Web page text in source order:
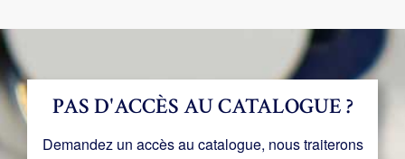
PAS D'ACCÈS AU CATALOGUE ?
Demandez un accès au catalogue, nous traiterons